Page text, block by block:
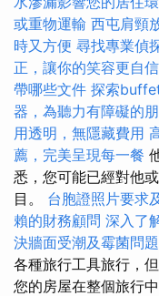
或重物運輸 西屯肩頸
時又方便 尋找專業偵
正，讓你的笑容更自信
帶哪些文件 探索
器，為聽力有障礙的
用透明，無隱藏費用
薦，完美呈現每一餐
悉，您可能已經對他
目。 台胞證照片要求
賴的財務顧問 深入了
決牆面受潮及霉菌問題
各種旅行工具旅行，
您的房屋在整個旅行